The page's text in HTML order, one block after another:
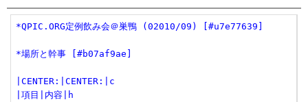
*QPIC.ORG定例飲み会＠巣鴨 (02010/09) [#u7e77639]
*場所と幹事 [#b07af9ae]
|CENTER:|CENTER:|c
|項目|内容|h